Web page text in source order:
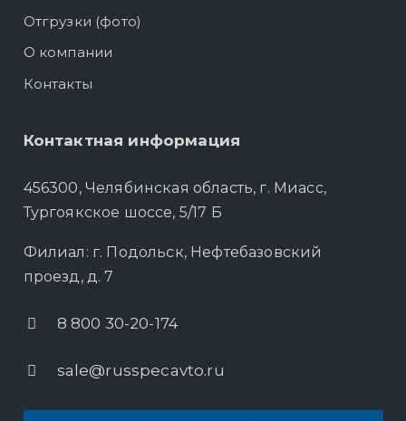
Отгрузки (фото)
О компании
Контакты
Контактная информация
456300, Челябинская область, г. Миасс,
Тургоякское шоссе, 5/17 Б
Филиал: г. Подольск, Нефтебазовский
проезд, д. 7
8 800 30-20-174
sale@russpecavto.ru